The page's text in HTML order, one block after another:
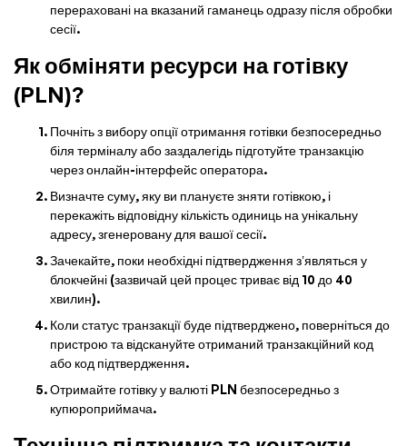
перераховані на вказаний гаманець одразу після обробки
сесії.
Як обміняти ресурси на готівку
(PLN)?
Почніть з вибору опції отримання готівки безпосередньо
біля терміналу або заздалегідь підготуйте транзакцію
через онлайн-інтерфейс оператора.
Визначте суму, яку ви плануєте зняти готівкою, і
перекажіть відповідну кількість одиниць на унікальну
адресу, згенеровану для вашої сесії.
Зачекайте, поки необхідні підтвердження з’являться у
блокчейні (зазвичай цей процес триває від 10 до 40
хвилин).
Коли статус транзакції буде підтверджено, поверніться до
пристрою та відскануйте отриманий транзакційний код
або код підтвердження.
Отримайте готівку у валюті PLN безпосередньо з
купюроприймача.